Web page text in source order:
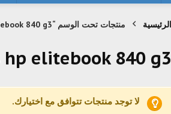
الرئيسية منتجات تحت الوسم “dell latitude 5400 vs hp elitebook 840 g3”
elitebook 840 g3
لا توجد منتجات تتوافق مع اختيارك.